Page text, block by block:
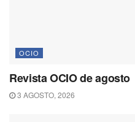
OCIO
Revista OCIO de agosto
3 AGOSTO, 2026